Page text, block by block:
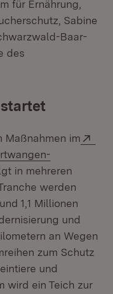
für Ernährung,
Sabine
in neuem Fenster)
Baar-
des
Maßnahmen im
in neuem Fenster)
in mehreren
werden
1,1 Millionen
und
an Wegen
zum Schutz
und
wird ein Teich zur